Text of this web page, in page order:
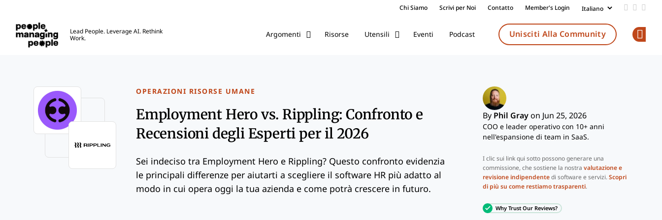
Chi Siamo Scrivi per Noi Contatto Member's Login Add us
Follow
Lead People. Leverage AI. Rethink
Work.
Argomenti Risorse Utensili Eventi Podcast Unisciti Alla Community
OPERAZIONI RISORSE UMANE
Employment Hero vs. Rippling: Confronto e
Recensioni degli Esperti per il 2026
Sei indeciso tra Employment Hero e Rippling? Questo confronto evidenzia
le principali differenze per aiutarti a scegliere il software HR più adatto al
modo in cui opera oggi la tua azienda e come potrà crescere in futuro.
By Phil Gray on Jun 25, 2026
COO e leader operativo con 10+ anni
nell'espansione di team in SaaS.
I clic sui link qui sotto possono generare una
commissione, che sostiene la nostra valutazione e
revisione indipendente di software e servizi. Scopri
di più su come restiamo trasparenti.
Why Trust Our Reviews?